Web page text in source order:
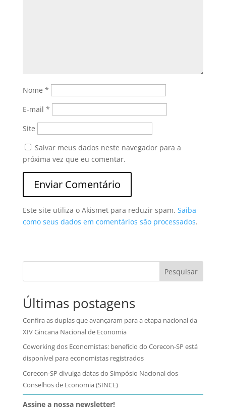
Nome *
E-mail *
Site
Salvar meus dados neste navegador para a
próxima vez que eu comentar.
Este site utiliza o Akismet para reduzir spam. Saiba
como seus dados em comentários são processados.
Pesquisar
Últimas postagens
Confira as duplas que avançaram para a etapa nacional da
XIV Gincana Nacional de Economia
Coworking dos Economistas: benefício do Corecon-SP está
disponível para economistas registrados
Corecon-SP divulga datas do Simpósio Nacional dos
Conselhos de Economia (SINCE)
Assine a nossa newsletter!